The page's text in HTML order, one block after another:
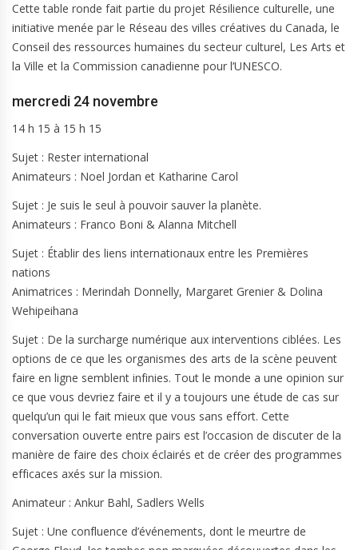
Cette table ronde fait partie du projet Résilience culturelle, une
initiative menée par le Réseau des villes créatives du Canada, le
Conseil des ressources humaines du secteur culturel, Les Arts et
la Ville et la Commission canadienne pour l’UNESCO.
mercredi 24 novembre
14 h 15 à 15 h 15
Sujet : Rester international
Animateurs : Noel Jordan et Katharine Carol
Sujet : Je suis le seul à pouvoir sauver la planète.
Animateurs : Franco Boni & Alanna Mitchell
Sujet : Établir des liens internationaux entre les Premières
nations
Animatrices : Merindah Donnelly, Margaret Grenier & Dolina
Wehipeihana
Sujet : De la surcharge numérique aux interventions ciblées. Les
options de ce que les organismes des arts de la scène peuvent
faire en ligne semblent infinies. Tout le monde a une opinion sur
ce que vous devriez faire et il y a toujours une étude de cas sur
quelqu’un qui le fait mieux que vous sans effort. Cette
conversation ouverte entre pairs est l’occasion de discuter de la
manière de faire des choix éclairés et de créer des programmes
efficaces axés sur la mission.
Animateur : Ankur Bahl, Sadlers Wells
Sujet : Une confluence d’événements, dont le meurtre de